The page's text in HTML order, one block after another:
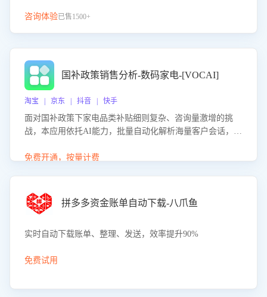
咨询体验已售1500+
国补政策销售分析-数码家电-[VOCAI]
淘宝 | 京东 | 抖音 | 快手
面对国补政策下家电品类补贴细则复杂、咨询量激增的挑
战，本应用依托AI能力，批量自动化解析海量客户会话，精
购买意向，深度洞察决策动因。同时全面评估客服团队政策
度、客服转化能力及销售业绩。
免费开通，按量计费
拼多多资金账单自动下载-八爪鱼
实时自动下载账单、整理、发送，效率提升90%
免费试用